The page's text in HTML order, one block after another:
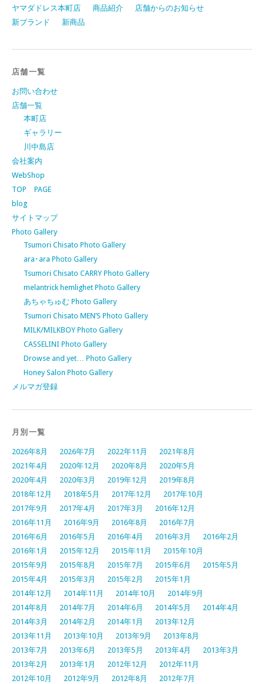
ヤマダドレス本町店
商品紹介
店舗からのお知らせ
新ブランド
新商品
店舗一覧
お問い合わせ
店舗一覧
本町店
ギャラリー
川中島店
会社案内
WebShop
TOP PAGE
blog
サイトマップ
Photo Gallery
Tsumori Chisato Photo Gallery
ara･ara Photo Gallery
Tsumori Chisato CARRY Photo Gallery
melantrick hemlighet Photo Gallery
あちゃちゅむ Photo Gallery
Tsumori Chisato MEN’S Photo Gallery
MILK/MILKBOY Photo Gallery
CASSELINI Photo Gallery
Drowse and yet… Photo Gallery
Honey Salon Photo Gallery
メルマガ登録
月別一覧
2026年8月 2026年7月 2022年11月
2021年8月
2021年4月
2020年12月 2020年8月
2020年5月
2020年4月
2020年3月 2019年12月
2019年8月
2018年12月
2018年5月 2017年12月
2017年10月
2017年9月
2017年4月 2017年3月
2016年12月
2016年11月
2016年9月 2016年8月
2016年7月
2016年6月
2016年5月 2016年4月 2016年3月
2016年2月
2016年1月
2015年12月 2015年11月
2015年10月
2015年9月
2015年8月 2015年7月 2015年6月
2015年5月
2015年4月
2015年3月 2015年2月
2015年1月
2014年12月
2014年11月 2014年10月
2014年9月
2014年8月
2014年7月 2014年6月 2014年5月
2014年4月
2014年3月
2014年2月 2014年1月
2013年12月
2013年11月
2013年10月 2013年9月
2013年8月
2013年7月
2013年6月 2013年5月 2013年4月
2013年3月
2013年2月
2013年1月 2012年12月
2012年11月
2012年10月
2012年9月 2012年8月
2012年7月